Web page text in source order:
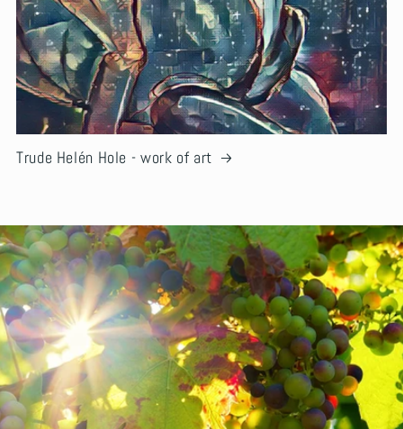
Trude Helén Hole - work of art